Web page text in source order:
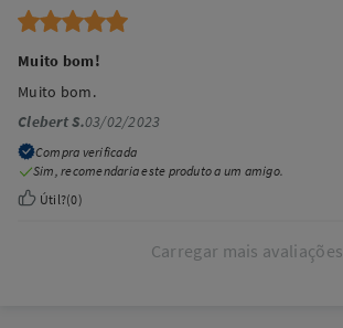
Muito bom!
Muito bom.
Clebert S.03/02/2023
Compra verificada
Sim, recomendaria este produto a um amigo.
Útil?(0)
Carregar mais avaliações